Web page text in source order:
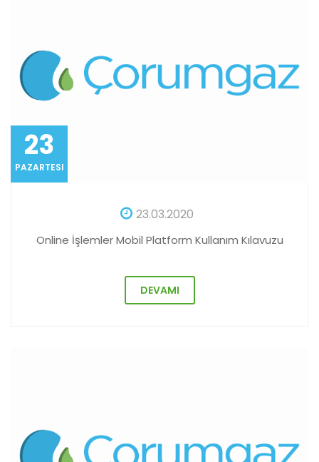
23
PAZARTESI
23.03.2020
Online İşlemler Mobil Platform Kullanım Kılavuzu
DEVAMI